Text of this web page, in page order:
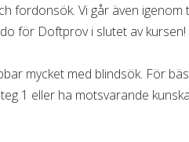
fordonsök. Vi går även igenom
för Doftprov i slutet av kursen!
mycket med blindsök. För
1 eller ha motsvarande